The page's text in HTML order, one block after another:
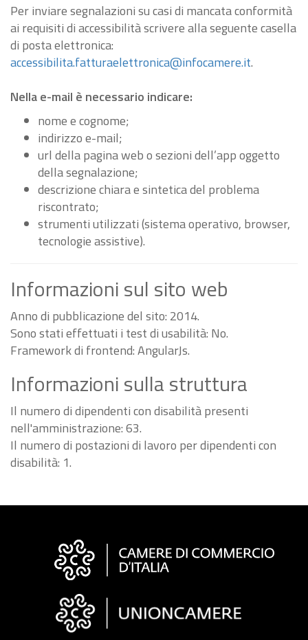
Per inviare segnalazioni su casi di mancata conformità
ai requisiti di accessibilità scrivere alla seguente casella
di posta elettronica:
accessibilita.fatturaelettronica@infocamere.it.
Nella e-mail è necessario indicare:
nome e cognome;
indirizzo e-mail;
url della pagina web o sezioni dell’app oggetto
della segnalazione;
descrizione chiara e sintetica del problema
riscontrato;
strumenti utilizzati (sistema operativo, browser,
tecnologie assistive).
Informazioni sul sito web
Anno di pubblicazione del sito: 2014.
Sono stati effettuati i test di usabilità: No.
Framework di frontend: AngularJs.
Informazioni sulla struttura
Il numero di dipendenti con disabilità presenti
nell'amministrazione: 63.
Il numero di postazioni di lavoro per dipendenti con
disabilità: 1.
Informazioni
"Fattura